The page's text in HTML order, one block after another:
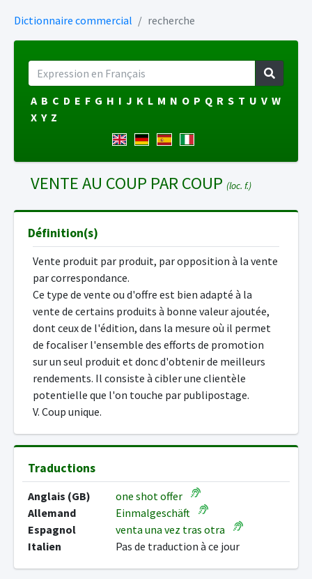
Dictionnaire commercial recherche
A B C D E F G H I J K L M N O P Q R S T U V W
X Y Z
VENTE AU COUP PAR COUP (loc. f.)
Définition(s)
Vente produit par produit, par opposition à la vente
par correspondance.
Ce type de vente ou d'offre est bien adapté à la
vente de certains produits à bonne valeur ajoutée,
dont ceux de l'édition, dans la mesure où il permet
de focaliser l'ensemble des efforts de promotion
sur un seul produit et donc d'obtenir de meilleurs
rendements. Il consiste à cibler une clientèle
potentielle que l'on touche par publipostage.
V. Coup unique.
Traductions
Anglais (GB)
one shot offer
Allemand
Einmalgeschäft
Espagnol
venta una vez tras otra
Italien
Pas de traduction à ce jour